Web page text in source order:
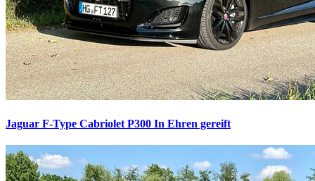
Jaguar F-Type Cabriolet P300 In Ehren gereift